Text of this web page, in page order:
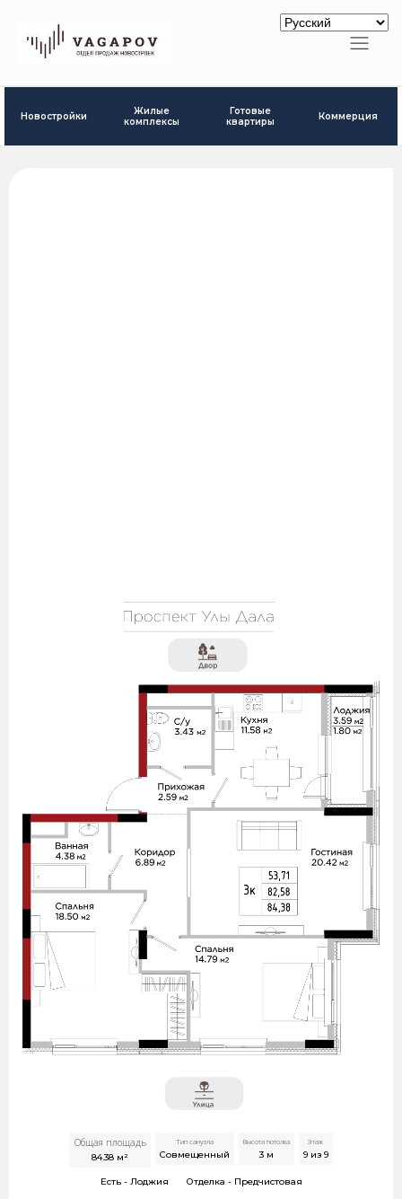
Новостройки
Жилые
комплексы
Готовые
квартиры
Коммерция
Общая площадь
84.38 м²
Тип санузла
Совмещенный
Высота потолка
3м
Этаж
9 из 9
Есть - Лоджия Отделка - Предчистовая